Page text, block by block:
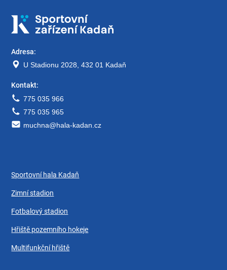
Adresa:
U Stadionu 2028, 432 01 Kadaň
Kontakt:
775 035 966
775 035 965
muchna@hala-kadan.cz
Sportovní hala Kadaň
Zimní stadion
Fotbalový stadion
Hřiště pozemního hokeje
Multifunkční hřiště